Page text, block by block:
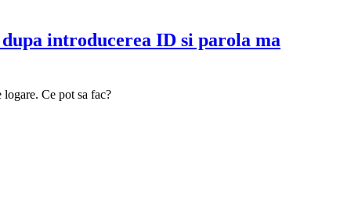
introducerea ID si parola ma
Ce pot sa fac?